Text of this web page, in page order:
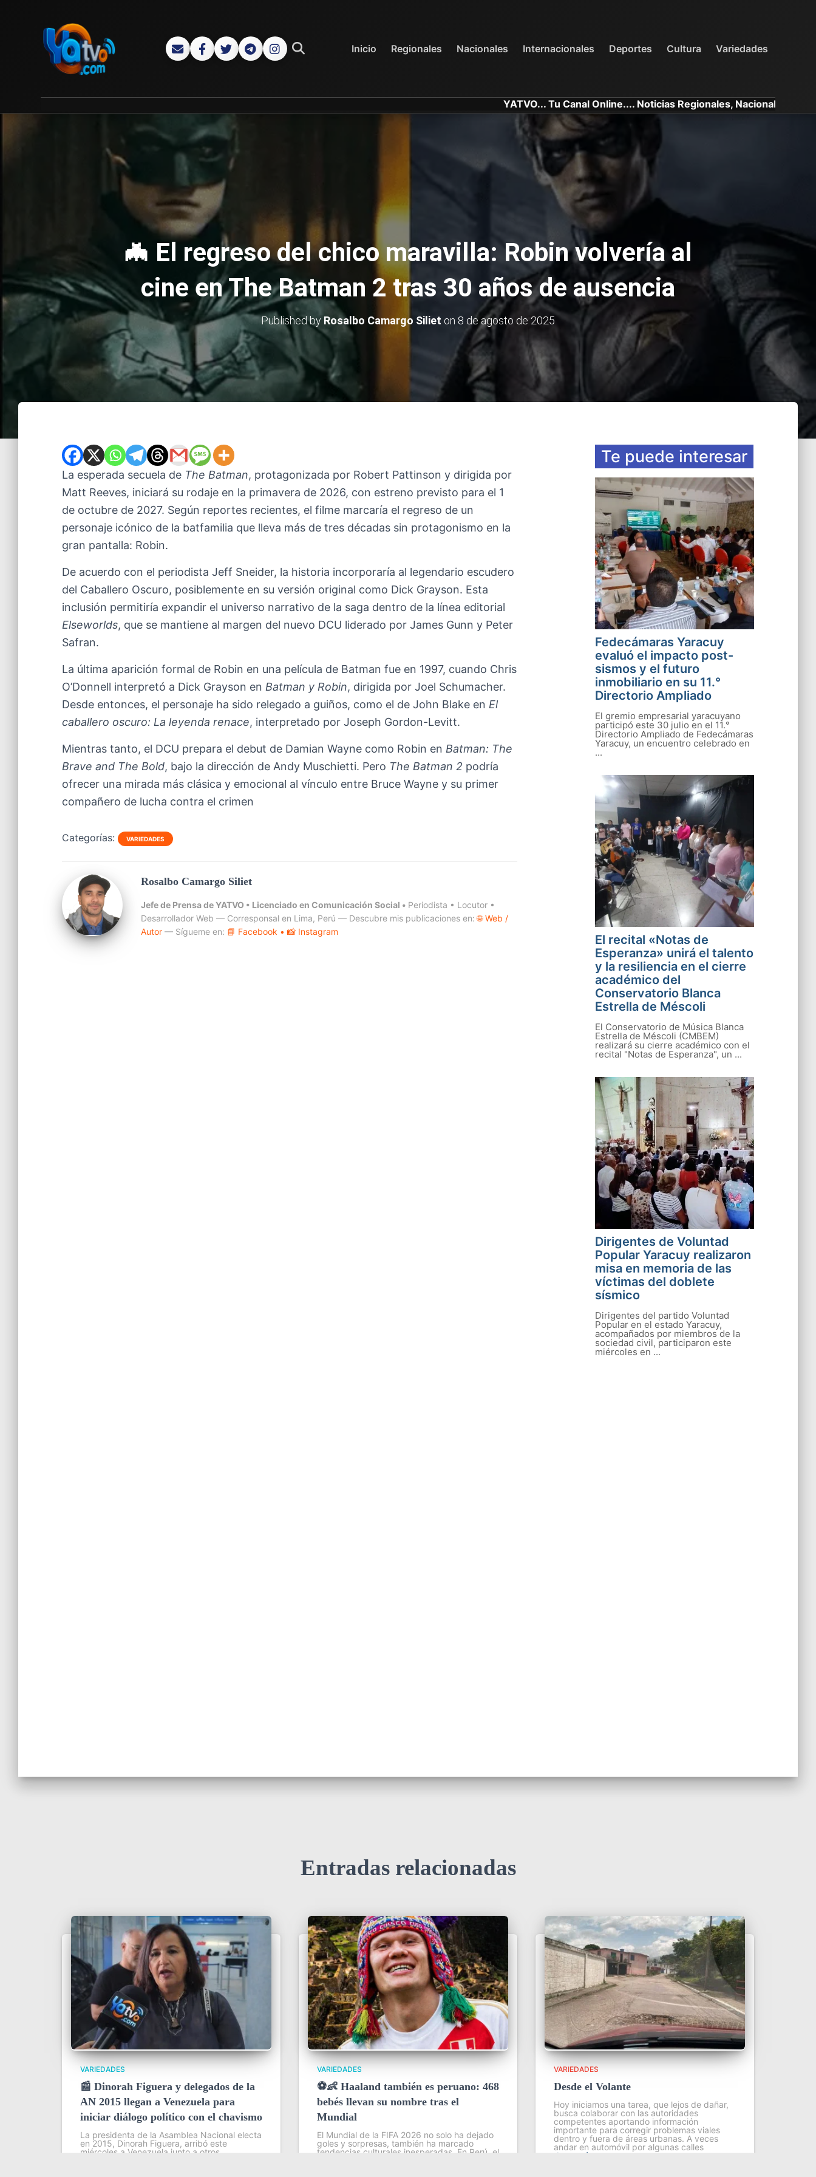
Inicio Regionales Nacionales Internacionales Deportes Cultura Variedades
YATVO... Tu Canal Online.... Noticias Regionales, Nacionales e
🦇 El regreso del chico maravilla: Robin volvería al
cine en The Batman 2 tras 30 años de ausencia
Published by Rosalbo Camargo Siliet on 8 de agosto de 2025
La esperada secuela de The Batman, protagonizada por Robert Pattinson y dirigida por
Matt Reeves, iniciará su rodaje en la primavera de 2026, con estreno previsto para el 1
de octubre de 2027. Según reportes recientes, el filme marcaría el regreso de un
personaje icónico de la batfamilia que lleva más de tres décadas sin protagonismo en la
gran pantalla: Robin.
De acuerdo con el periodista Jeff Sneider, la historia incorporaría al legendario escudero
del Caballero Oscuro, posiblemente en su versión original como Dick Grayson. Esta
inclusión permitiría expandir el universo narrativo de la saga dentro de la línea editorial
Elseworlds, que se mantiene al margen del nuevo DCU liderado por James Gunn y Peter
Safran.
La última aparición formal de Robin en una película de Batman fue en 1997, cuando Chris
O’Donnell interpretó a Dick Grayson en Batman y Robin, dirigida por Joel Schumacher.
Desde entonces, el personaje ha sido relegado a guiños, como el de John Blake en El
caballero oscuro: La leyenda renace, interpretado por Joseph Gordon-Levitt.
Mientras tanto, el DCU prepara el debut de Damian Wayne como Robin en Batman: The
Brave and The Bold, bajo la dirección de Andy Muschietti. Pero The Batman 2 podría
ofrecer una mirada más clásica y emocional al vínculo entre Bruce Wayne y su primer
compañero de lucha contra el crimen
Categorías: VARIEDADES
Rosalbo Camargo Siliet
Jefe de Prensa de YATVO • Licenciado en Comunicación Social • Periodista • Locutor •
Desarrollador Web — Corresponsal en Lima, Perú — Descubre mis publicaciones en:🌐 Web /
Autor— Sígueme en: 📘 Facebook • 📸 Instagram
Te puede interesar
Fedecámaras Yaracuy
evaluó el impacto post-
sismos y el futuro
inmobiliario en su 11.°
Directorio Ampliado
El gremio empresarial yaracuyano
participó este 30 julio en el 11.°
Directorio Ampliado de Fedecámaras
Yaracuy, un encuentro celebrado en
...
El recital «Notas de
Esperanza» unirá el talento
y la resiliencia en el cierre
académico del
Conservatorio Blanca
Estrella de Méscoli
El Conservatorio de Música Blanca
Estrella de Méscoli (CMBEM)
realizará su cierre académico con el
recital "Notas de Esperanza", un ...
Dirigentes de Voluntad
Popular Yaracuy realizaron
misa en memoria de las
víctimas del doblete
sísmico
Dirigentes del partido Voluntad
Popular en el estado Yaracuy,
acompañados por miembros de la
sociedad civil, participaron este
miércoles en ...
Entradas relacionadas
VARIEDADES
📰 Dinorah Figuera y delegados de la
AN 2015 llegan a Venezuela para
iniciar diálogo político con el chavismo
La presidenta de la Asamblea Nacional electa
en 2015, Dinorah Figuera, arribó este
miércoles a Venezuela junto a otros
VARIEDADES
⚽👶 Haaland también es peruano: 468
bebés llevan su nombre tras el
Mundial
El Mundial de la FIFA 2026 no solo ha dejado
goles y sorpresas, también ha marcado
tendencias culturales inesperadas. En Perú, el
VARIEDADES
Desde el Volante
Hoy iniciamos una tarea, que lejos de dañar,
busca colaborar con las autoridades
competentes aportando información
importante para corregir problemas viales
dentro y fuera de áreas urbanas. A veces
andar en automóvil por algunas calles
Leer más